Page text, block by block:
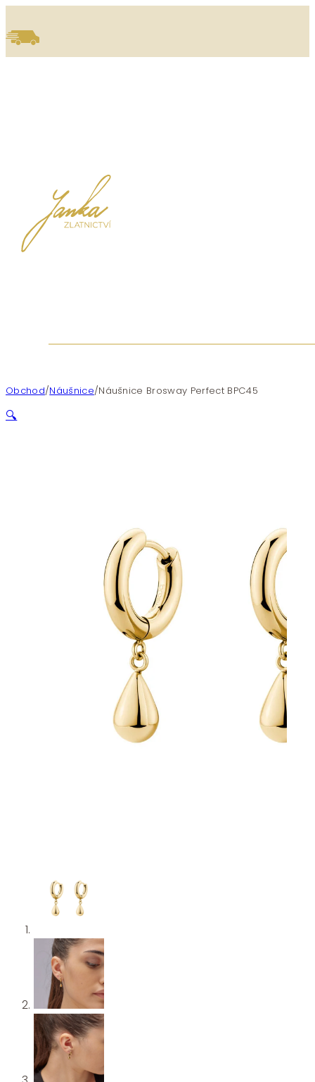
Obchod/Náušnice/Náušnice Brosway Perfect BPC45
🔍